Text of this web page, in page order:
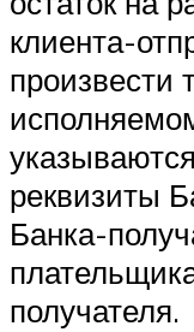
клиента-
произвести
реквизиты
Банка-
получателя.